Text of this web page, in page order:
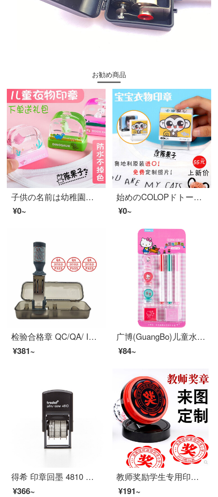
お勧め商品
子供の名前は幼稚園の学生はかわいいです。防水で色褪せない服とスタンプをカスタマイズして、入学プレゼントのピンクを注文します。
¥0~
始めのCOLOPドトーンと同じ幼稚園の名前は赤ちゃんの名前を貼って防水と洗濯の印鑑を押して、子供の入学祝いに黒い印影P 20（印痕サイズ38*14 MM）を押します。
¥0~
检验合格章 QC/QA/ IQC/ OQC/FQC/ PASS可调日期姓名人名章 检验合格章NG特采 圆20MM1枚(QA-PASS)
¥381~
广博(GuangBo)儿童水彩笔印章绘画笔学生画笔画具用品 凯蒂猫KT87120
¥84~
得希 印章回墨 4810 日期印章 出厂日期印章 日期可调 中文格式 英文格式 20*3.8mmm 中文格式：2018-01-01 配空白印台
¥366~
教师奖励学生专用印章 学校老师教师用奖字印章 大号小学生奖励奖品教师奖章 奖状圆形章
¥191~